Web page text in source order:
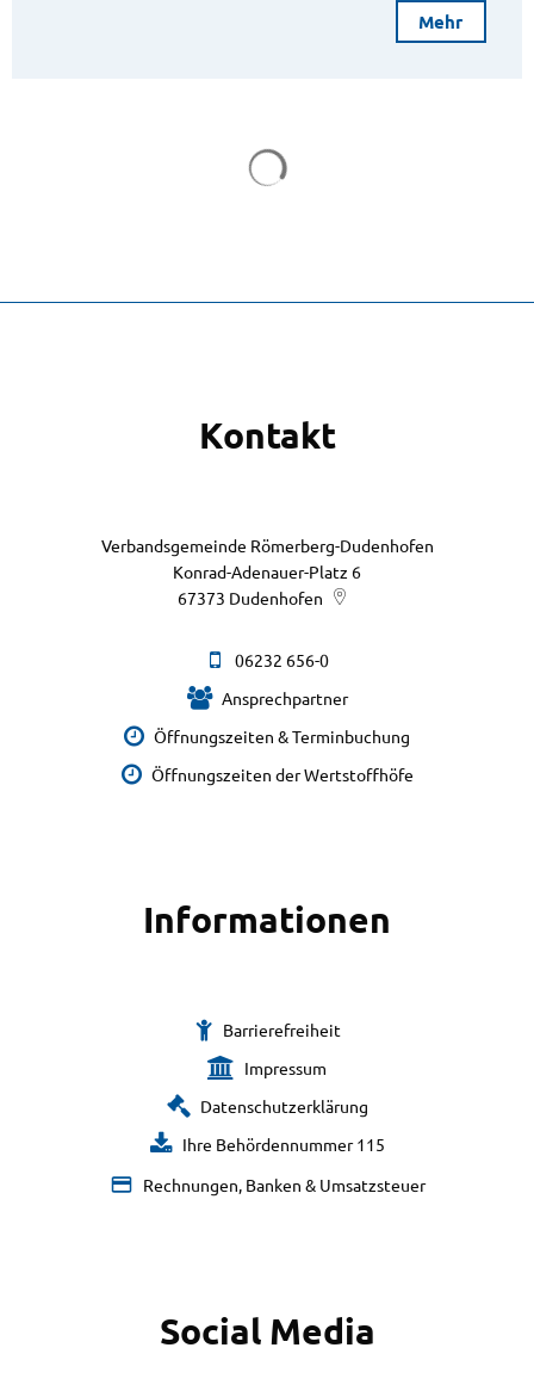
Mehr
Kontakt
Verbandsgemeinde Römerberg-Dudenhofen
Konrad-Adenauer-Platz 6
67373 Dudenhofen
06232 656-0
Ansprechpartner
Öffnungszeiten & Terminbuchung
Öffnungszeiten der Wertstoffhöfe
Informationen
Barrierefreiheit
Impressum
Datenschutzerklärung
Ihre Behördennummer 115
Rechnungen, Banken & Umsatzsteuer
Social Media